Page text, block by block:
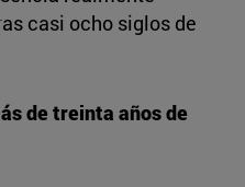
casi ocho siglos de
de treinta años de